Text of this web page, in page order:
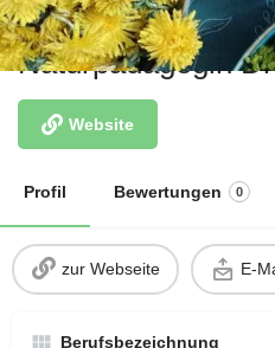
Zertifizierte
Naturpädagogin
Website
Profil Bewertungen 0
zur Webseite E-
Berufsbezeichnung